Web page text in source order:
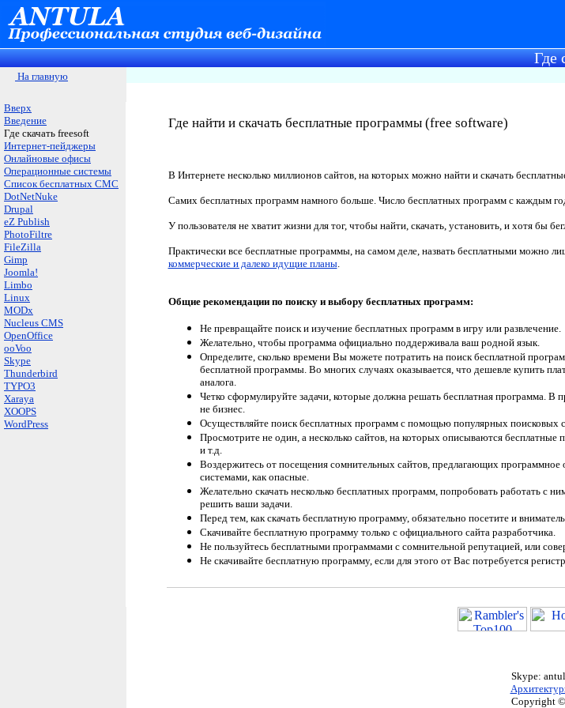
Где
На главную
Вверх
Введение
Где скачать freesoft
Интернет-пейджеры
Онлайновые офисы
Операционные системы
Список бесплатных СМС
DotNetNuke
Drupal
eZ Publish
PhotoFiltre
FileZilla
Gimp
Joomla!
Limbo
Linux
MODx
Nucleus CMS
OpenOffice
ooVoo
Skype
Thunderbird
TYPO3
Xaraya
XOOPS
WordPress
Где найти и скачать бесплатные программы(free software)
В Интернете несколько миллионов сайтов, на которых можно найти и скачать
Самих бесплатных программ намного больше. Число бесплатных программ с каждым
У пользователя не хватит жизни для тог, чтобы найти, скачать, установить, и хотя бы
Практически все бесплатные программы, на самом деле, назвать бесплатными можно
коммерческие и далеко идущие планы.
Общие рекомендации по поиску и выбору бесплатных программ:
Не превращайте поиск и изучение бесплатных программ в игру или развлечение.
Желательно, чтобы программа официально поддерживала ваш родной язык.
Определите, сколько времени Вы можете потратить на поиск бесплатной
бесплатной программы. Во многих случаях оказывается, что дешевле купить
аналога.
Четко сформулируйте задачи, которые должна решать бесплатная программа. В
не бизнес.
Осуществляйте поиск бесплатных программ с помощью популярных поисковых
Просмотрите не один, а несколько сайтов, на которых описываются
и т.д.
Воздержитесь от посещения сомнительных сайтов, предлагающих
системами, как опасные.
Желательно скачать несколько бесплатных программ, попробовать работать с
решить ваши задачи.
Перед тем, как скачать бесплатную программу, обязательно посетите и
Скачивайте бесплатную программу только с официального сайта разработчика.
Не пользуйтесь бесплатными программами с сомнительной репутацией, или
Не скачивайте бесплатную программу, если для этого от Вас потребуется
Skype:
Copyright